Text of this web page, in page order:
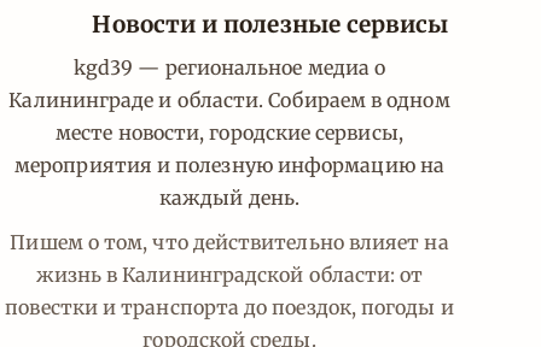
Новости и полезные сервисы
kgd39 — региональное медиа о
Калининграде и области. Собираем в одном
месте новости, городские сервисы,
мероприятия и полезную информацию на
каждый день.
Пишем о том, что действительно влияет на
жизнь в Калининградской области: от
повестки и транспорта до поездок, погоды и
городской среды.